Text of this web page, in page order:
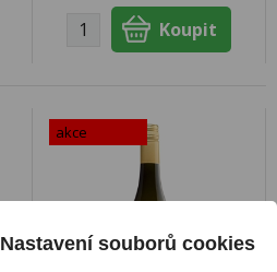
akce
Nastavení souborů cookies